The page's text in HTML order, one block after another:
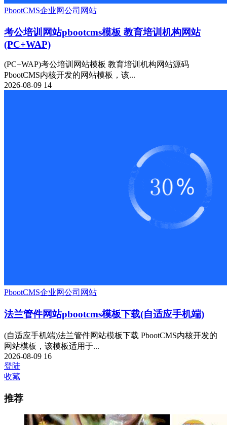
PbootCMS企业网公司网站
考公培训网站pbootcms模板 教育培训机构网站
(PC+WAP)
(PC+WAP)考公培训网站模板 教育培训机构网站源码
PbootCMS内核开发的网站模板，该...
2026-08-09 14
PbootCMS企业网公司网站
法兰管件网站pbootcms模板下载(自适应手机端)
(自适应手机端)法兰管件网站模板下载 PbootCMS内核开发的
网站模板，该模板适用于...
2026-08-09 16
登陆
收藏
推荐